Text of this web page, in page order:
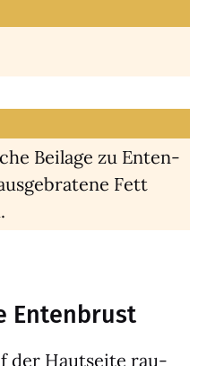
Bei­la­ge zu Enten­
Fett
Entenbrust
der Haut­sei­te rau­